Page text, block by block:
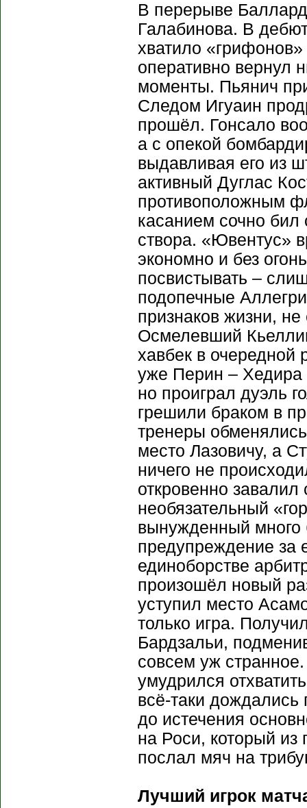
В перерыве
Галабинова. В
хватило
оперативно вернул
моменты. Пьянич
Следом Игуаин
прошёл. Гонсало
а с опекой
выдавливая его из
активный Дуглас
противоположным
касанием сочно
створа. «Ювентус»
экономно и без
посвистывать –
подопечные
признаков жизни,
Осмелевший
хавбек в очередной
уже Перин – Хедира
но проиграл дуэль
грешили браком в
тренеры
место Лазовичу, а
ничего не
откровенно
необязательный
вынужденный много
предупреждение за
единоборстве
произошёл новый
уступил место
только игра.
Бардзальи,
совсем уж
умудрился
всё-таки дождались
до истечения
на Роси, который
послал мяч на
Лучший игрок